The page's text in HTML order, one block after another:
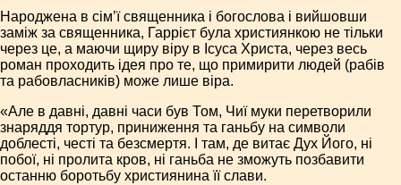
Народжена в сім’ї священника і богослова і вийшовши
заміж за священника, Гаррієт була християнкою не тільки
через це, а маючи щиру віру в Ісуса Христа, через весь
роман проходить ідея про те, що примирити людей (рабів
та рабовласників) може лише віра.
«Але в давні, давні часи був Том, Чиї муки перетворили
знаряддя тортур, приниження та ганьбу на символи
доблесті, честі та безсмертя. І там, де витає Дух Його, ні
побої, ні пролита кров, ні ганьба не зможуть позбавити
останню боротьбу християнина її слави.